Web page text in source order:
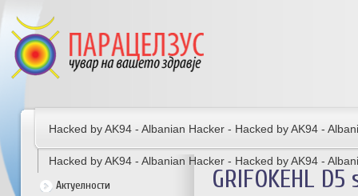
Hacked by AK94 - Albanian Hacker - Hacked by AK94 -
Hacked by AK94 - Albanian Hacker - Hacked by AK94 -
Актуелности GRIFOKEHL